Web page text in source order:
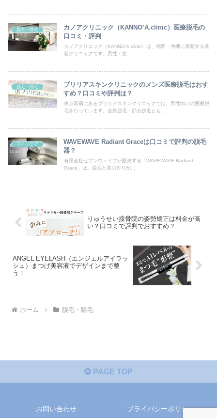
脱毛・除毛
カノアクリニック（KANNO’A.clinic）医療脱毛の
口コミ・評判
カノアクリニック（KANNO’A.clinic）は、福岡・沖縄に展開する美
容クリニックです。男性・女...
脱毛・除毛
ブリリアスキンクリニックのメンズ医療脱毛はおす
すめ？口コミや評判は？
東京新宿にあるブリリアスキンクリニックでは、男性向けの医療脱
毛を行っています。全身脱毛・部分脱毛とも...
スキンケア
WAVEWAVE Radiant Graceは口コミで評判の脱毛
器？
有限会社セブンウェイブが販売する「WAVEWAVE Radiant
Grace」は、脱毛と美肌作りが...
りゅうせい接骨院の姿勢矯正は料金が高
い？口コミで評判でおすすめ？
ANGEL EYELASH（エンジェルアイラッ
シュ）まつげ美容液でデザインまで整
う！
ホーム 脱毛・除毛
PAGE TOP
お問い合わせ プライバシーポリシー